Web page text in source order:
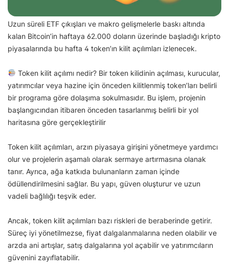
Uzun süreli ETF çıkışları ve makro gelişmelerle baskı altında
kalan Bitcoin’in haftaya 62.000 doların üzerinde başladığı kripto
piyasalarında bu hafta 4 token’ın kilit açılımları izlenecek.
Token kilit açılımı nedir? Bir token kilidinin açılması, kurucular,
yatırımcılar veya hazine için önceden kilitlenmiş token’ları belirli
bir programa göre dolaşıma sokulmasıdır. Bu işlem, projenin
başlangıcından itibaren önceden tasarlanmış belirli bir yol
haritasına göre gerçekleştirilir
Token kilit açılımları, arzın piyasaya girişini yönetmeye yardımcı
olur ve projelerin aşamalı olarak sermaye artırmasına olanak
tanır. Ayrıca, ağa katkıda bulunanların zaman içinde
ödüllendirilmesini sağlar. Bu yapı, güven oluşturur ve uzun
vadeli bağlılığı teşvik eder.
Ancak, token kilit açılımları bazı riskleri de beraberinde getirir.
Süreç iyi yönetilmezse, fiyat dalgalanmalarına neden olabilir ve
arzda ani artışlar, satış dalgalarına yol açabilir ve yatırımcıların
güvenini zayıflatabilir.